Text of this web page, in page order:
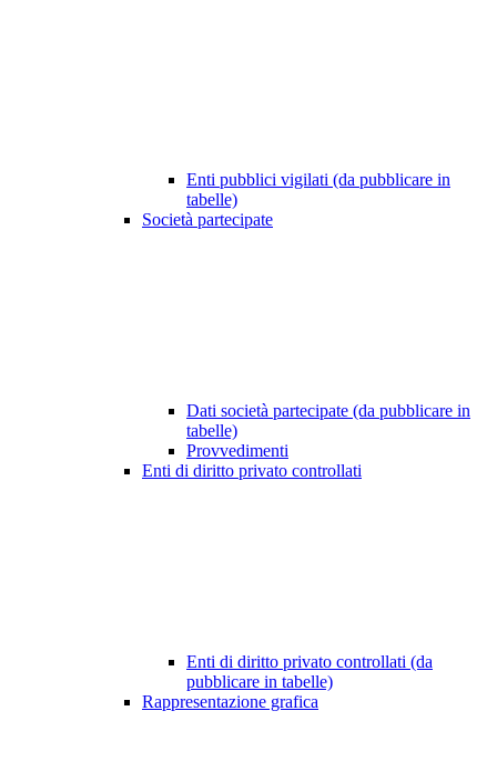
Enti pubblici vigilati (da pubblicare in
tabelle)
Società partecipate
Dati società partecipate (da pubblicare in
tabelle)
Provvedimenti
Enti di diritto privato controllati
Enti di diritto privato controllati (da
pubblicare in tabelle)
Rappresentazione grafica